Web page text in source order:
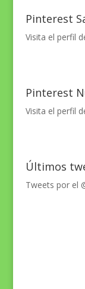
Pinterest
Visita el perfil
Pinterest
Visita el perfil
Últimos
Tweets por el